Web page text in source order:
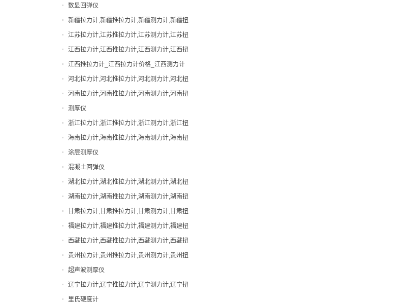
橡胶硬度计
测力计
瓶盖扭力计
电动拉力试验机
电批扭力计
直视拉力计
直视测力计
邵氏硬度计
数显回弹仪
新疆拉力计,新疆推拉力计,新疆测力计,新疆扭
力计,新疆邵氏硬度计
江苏拉力计,江苏推拉力计,江苏测力计,江苏扭
力计,江苏邵氏硬度计
江西拉力计,江西推拉力计,江西测力计,江西扭
力计,江西邵氏硬度计
江西推拉力计_江西拉力计价格_江西测力计
厂家|型号
河北拉力计,河北推拉力计,河北测力计,河北扭
力计,河北邵氏硬度计
河南拉力计,河南推拉力计,河南测力计,河南扭
力计,河南邵氏硬度计
测厚仪
浙江拉力计,浙江推拉力计,浙江测力计,浙江扭
力计,浙江邵氏硬度计
海南拉力计,海南推拉力计,海南测力计,海南扭
力计,海南邵氏硬度计
涂层测厚仪
混凝土回弹仪
湖北拉力计,湖北推拉力计,湖北测力计,湖北扭
力计,湖北邵氏硬度计
湖南拉力计,湖南推拉力计,湖南测力计,湖南扭
力计,湖南邵氏硬度计
甘肃拉力计,甘肃推拉力计,甘肃测力计,甘肃扭
力计,甘肃邵氏硬度计
福建拉力计,福建推拉力计,福建测力计,福建扭
力计,福建邵氏硬度计
西藏拉力计,西藏推拉力计,西藏测力计,西藏扭
力计,西藏邵氏硬度计
贵州拉力计,贵州推拉力计,贵州测力计,贵州扭
力计,贵州邵氏硬度计
超声波测厚仪
辽宁拉力计,辽宁推拉力计,辽宁测力计,辽宁扭
力计,辽宁邵氏硬度计
里氏硬度计